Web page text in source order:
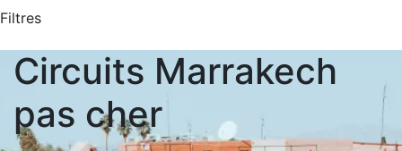
Filtres
Circuits Marrakech
pas cher